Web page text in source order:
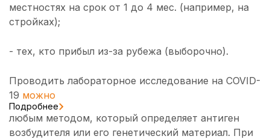
местностях на срок от 1 до 4 мес. (например, на
стройках);
- тех, кто прибыл из-за рубежа (выборочно).
Проводить лабораторное исследование на COVID-
19 можно
Подробнее
любым методом, который определяет антиген
возбудителя или его генетический материал. При